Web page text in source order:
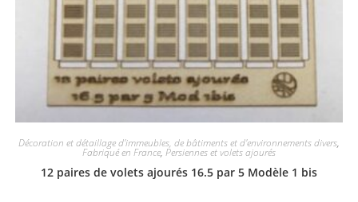
Décoration et détaillage d'immeubles, de bâtiments et d'environnements divers,
Fabriqué en France, Persiennes et volets ajourés
12 paires de volets ajourés 16.5 par 5 Modèle 1 bis